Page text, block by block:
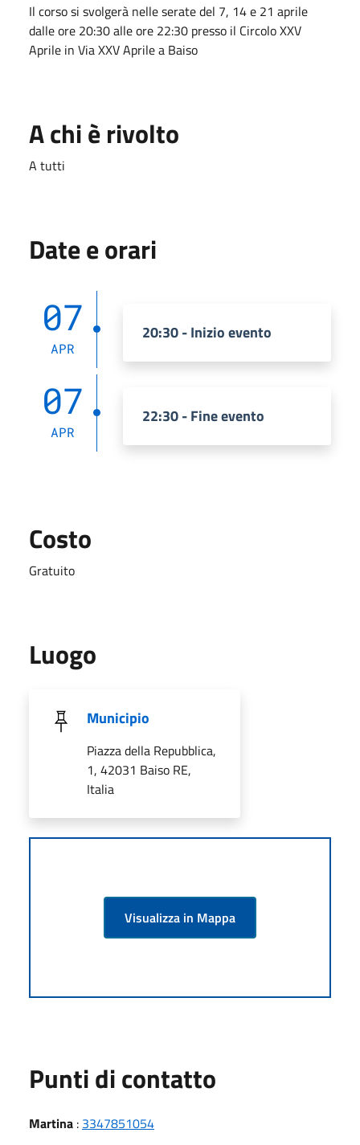
Il corso si svolgerà nelle serate del 7, 14 e 21 aprile
dalle ore 20:30 alle ore 22:30 presso il Circolo XXV
Aprile in Via XXV Aprile a Baiso
A chi è rivolto
A tutti
Date e orari
07
APR
20:30 - Inizio evento
07
APR
22:30 - Fine evento
Costo
Gratuito
Luogo
Municipio
Piazza della Repubblica,
1, 42031 Baiso RE,
Italia
Visualizza in Mappa
Punti di contatto
Martina : 3347851054